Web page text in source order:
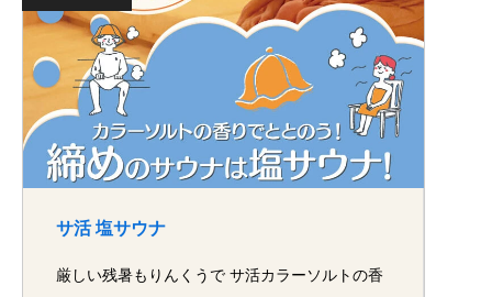
サ活 塩サウナ
厳しい残暑もりんくうで サ活カラーソルトの香